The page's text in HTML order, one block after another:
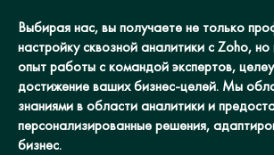
Выбирая нас, вы получаете не только
настройку сквозной аналитики с Zoho, но
опыт работы с командой экспертов,
достижение ваших бизнес-целей. Мы
знаниями в области аналитики и
персонализированные решения,
бизнес.